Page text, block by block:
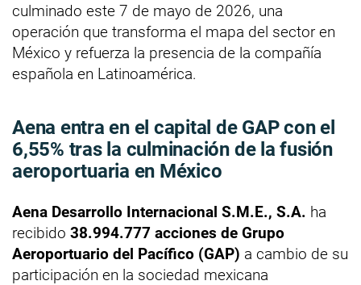
culminado este 7 de mayo de 2026, una
operación que transforma el mapa del sector en
México y refuerza la presencia de la compañía
española en Latinoamérica.
Aena entra en el capital de GAP con el
6,55% tras la culminación de la fusión
aeroportuaria en México
Aena Desarrollo Internacional S.M.E., S.A. ha
recibido 38.994.777 acciones de Grupo
Aeroportuario del Pacífico (GAP) a cambio de su
participación en la sociedad mexicana